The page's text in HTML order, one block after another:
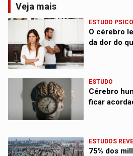
Veja mais
ESTUDO
O cérebro
da dor do
ESTUDO
Cérebro
ficar
ESTUDOS
75% dos